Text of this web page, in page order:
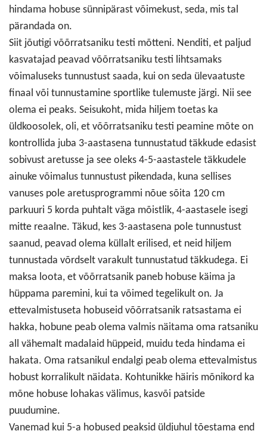
hindama hobuse sünnipärast võimekust, seda, mis tal
pärandada on.
Siit jõutigi võõrratsaniku testi mõtteni. Nenditi, et paljud
kasvatajad peavad võõrratsaniku testi lihtsamaks
võimaluseks tunnustust saada, kui on seda ülevaatuste
finaal või tunnustamine sportlike tulemuste järgi. Nii see
olema ei peaks. Seisukoht, mida hiljem toetas ka
üldkoosolek, oli, et võõrratsaniku testi peamine mõte on
kontrollida juba 3-aastasena tunnustatud täkkude edasist
sobivust aretusse ja see oleks 4-5-aastastele täkkudele
ainuke võimalus tunnustust pikendada, kuna sellises
vanuses pole aretusprogrammi nõue sõita 120 cm
parkuuri 5 korda puhtalt väga mõistlik, 4-aastasele isegi
mitte reaalne. Täkud, kes 3-aastasena pole tunnustust
saanud, peavad olema küllalt erilised, et neid hiljem
tunnustada võrdselt varakult tunnustatud täkkudega. Ei
maksa loota, et võõrratsanik paneb hobuse käima ja
hüppama paremini, kui ta võimed tegelikult on. Ja
ettevalmistuseta hobuseid võõrratsanik ratsastama ei
hakka, hobune peab olema valmis näitama oma ratsaniku
all vähemalt madalaid hüppeid, muidu teda hindama ei
hakata. Oma ratsanikul endalgi peab olema ettevalmistus
hobust korralikult näidata. Kohtunikke häiris mõnikord ka
mõne hobuse lohakas välimus, kasvõi patside
puudumine.
Vanemad kui 5-a hobused peaksid üldjuhul tõestama end